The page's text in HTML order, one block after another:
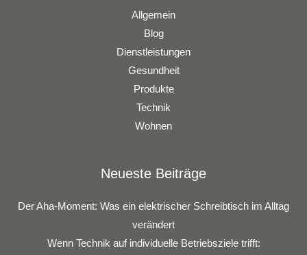
Allgemein
Blog
Dienstleistungen
Gesundheit
Produkte
Technik
Wohnen
Neueste Beiträge
Der Aha-Moment: Was ein elektrischer Schreibtisch im Alltag
verändert
Wenn Technik auf individuelle Betriebsziele trifft: